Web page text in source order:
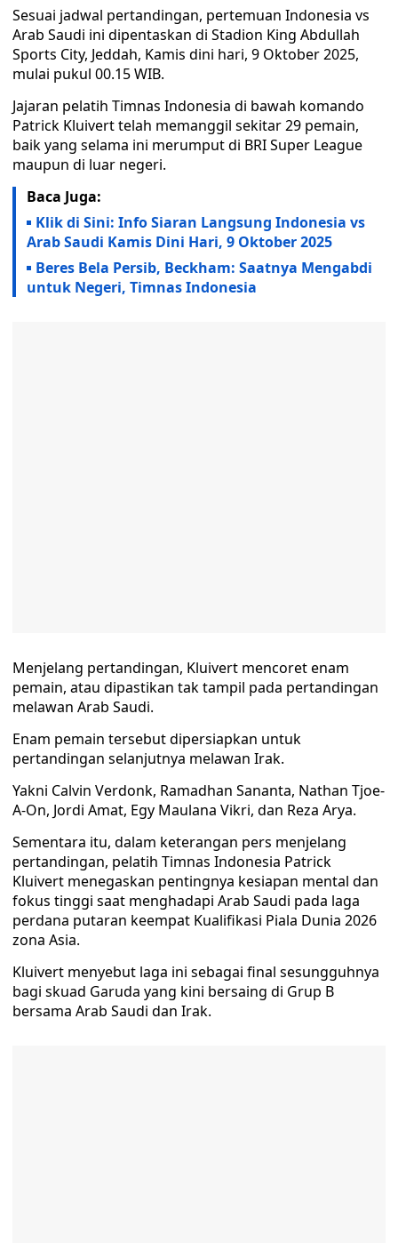
Sesuai jadwal pertandingan, pertemuan Indonesia vs
Arab Saudi ini dipentaskan di Stadion King Abdullah
Sports City, Jeddah, Kamis dini hari, 9 Oktober 2025,
mulai pukul 00.15 WIB.
Jajaran pelatih Timnas Indonesia di bawah komando
Patrick Kluivert telah memanggil sekitar 29 pemain,
baik yang selama ini merumput di BRI Super League
maupun di luar negeri.
Baca Juga:
Klik di Sini: Info Siaran Langsung Indonesia vs
Arab Saudi Kamis Dini Hari, 9 Oktober 2025
Beres Bela Persib, Beckham: Saatnya Mengabdi
untuk Negeri, Timnas Indonesia
Menjelang pertandingan, Kluivert mencoret enam
pemain, atau dipastikan tak tampil pada pertandingan
melawan Arab Saudi.
Enam pemain tersebut dipersiapkan untuk
pertandingan selanjutnya melawan Irak.
Yakni Calvin Verdonk, Ramadhan Sananta, Nathan Tjoe-
A-On, Jordi Amat, Egy Maulana Vikri, dan Reza Arya.
Sementara itu, dalam keterangan pers menjelang
pertandingan, pelatih Timnas Indonesia Patrick
Kluivert menegaskan pentingnya kesiapan mental dan
fokus tinggi saat menghadapi Arab Saudi pada laga
perdana putaran keempat Kualifikasi Piala Dunia 2026
zona Asia.
Kluivert menyebut laga ini sebagai final sesungguhnya
bagi skuad Garuda yang kini bersaing di Grup B
bersama Arab Saudi dan Irak.